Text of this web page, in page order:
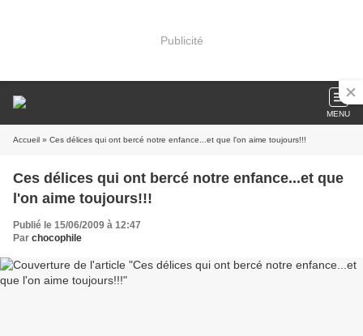
Publicité
MENU
Accueil » Ces délices qui ont bercé notre enfance...et que l'on aime toujours!!!
Ces délices qui ont bercé notre enfance...et que
l'on aime toujours!!!
Publié le 15/06/2009 à 12:47
Par chocophile